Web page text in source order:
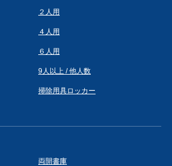
２人用
４人用
６人用
9人以上 / 他人数
掃除用具ロッカー
両開書庫